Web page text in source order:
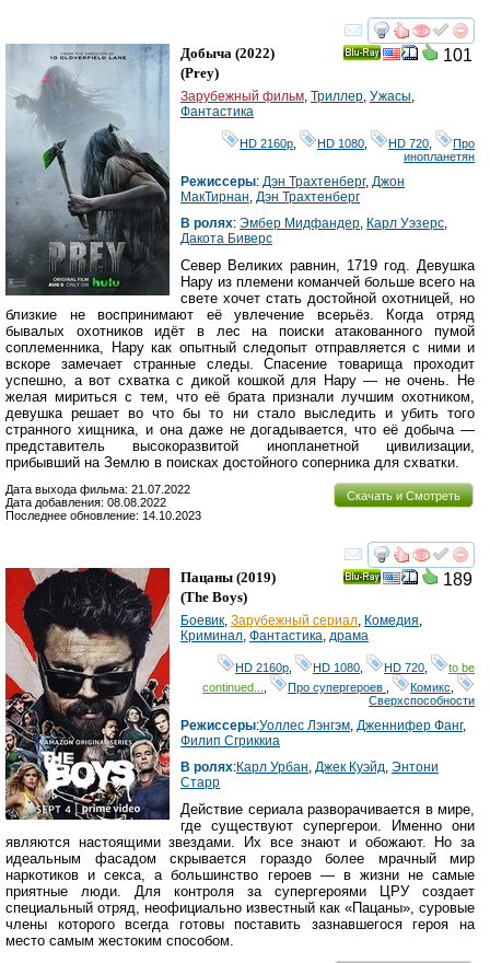
смотреть
101
Добыча (2022)
(Prey)
Зарубежный фильм, Триллер, Ужасы,
Фантастика
HD 2160р HD 1080 HD 720
Про
инопланетян
Режиссеры: Дэн Трахтенберг, Джон
МакТирнан, Дэн Трахтенберг
В ролях: Эмбер Мидфандер, Карл Уэзерс,
Дакота Биверс
Север Великих равнин, 1719 год. Девушка
Нару из племени команчей больше всего на
свете хочет стать достойной охотницей, но
близкие не воспринимают её увлечение всерьёз. Когда отряд
бывалых охотников идёт в лес на поиски атакованного пумой
соплеменника, Нару как опытный следопыт отправляется с ними и
вскоре замечает странные следы. Спасение товарища проходит
успешно, а вот схватка с дикой кошкой для Нару — не очень. Не
желая мириться с тем, что её брата признали лучшим охотником,
девушка решает во что бы то ни стало выследить и убить того
странного хищника, и она даже не догадывается, что её добыча —
представитель высокоразвитой инопланетной цивилизации,
прибывший на Землю в поисках достойного соперника для схватки.
Скачать и Смотреть
Дата выхода фильма: 21.07.2022
Дата добавления: 08.08.2022
Последнее обновление: 14.10.2023
смотреть
189
Пацаны (2019)
(The Boys)
Боевик, Зарубежный сериал, Комедия,
Криминал, Фантастика, драма
HD 2160р HD 1080 HD 720
to be
continued...
Про супергероев Комикс
Сверхспособности
Режиссеры:Уоллес Лэнгэм, Дженнифер Фанг,
Филип Сгриккиа
В ролях:Карл Урбан, Джек Куэйд, Энтони
Старр
Действие сериала разворачивается в мире,
где существуют супергерои. Именно они
являются настоящими звездами. Их все знают и обожают. Но за
идеальным фасадом скрывается гораздо более мрачный мир
наркотиков и секса, а большинство героев — в жизни не самые
приятные люди. Для контроля за супергероями ЦРУ создает
специальный отряд, неофициально известный как «Пацаны», суровые
члены которого всегда готовы поставить зазнавшегося героя на
место самым жестоким способом.